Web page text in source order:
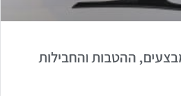
ההטבות והחבילות